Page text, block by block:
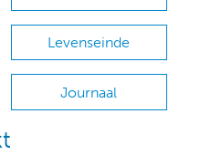
Levenseinde
Journaal